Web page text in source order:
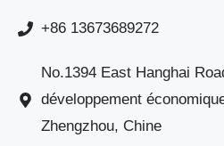
+86 13673689272
No.1394 East Hanghai
développement
Zhengzhou, Chine